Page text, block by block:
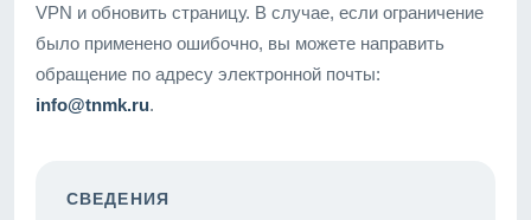
VPN и обновить страницу. В случае, если ограничение
было применено ошибочно, вы можете направить
обращение по адресу электронной почты:
info@tnmk.ru.
СВЕДЕНИЯ